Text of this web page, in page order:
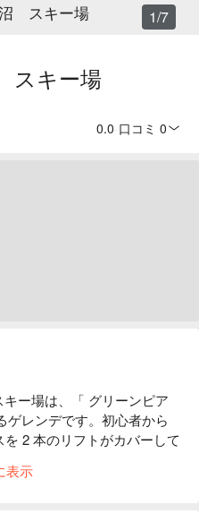
スキー場
スキー場
0.0 口コミ 0
1/7
ー場は、「 グリーンピア
ゲレンデです。初心者から
2 本のリフトがカバーして
最大斜度 30 度のスカイウ
表示